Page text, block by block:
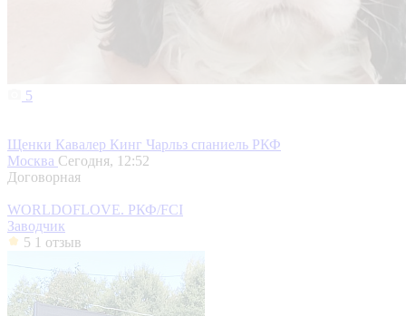
5
Щенки Кавалер Кинг Чарльз спаниель РКФ
Москва Сегодня, 12:52
Договорная
WORLDOFLOVE. РКФ/FCI
Заводчик
5 1 отзыв